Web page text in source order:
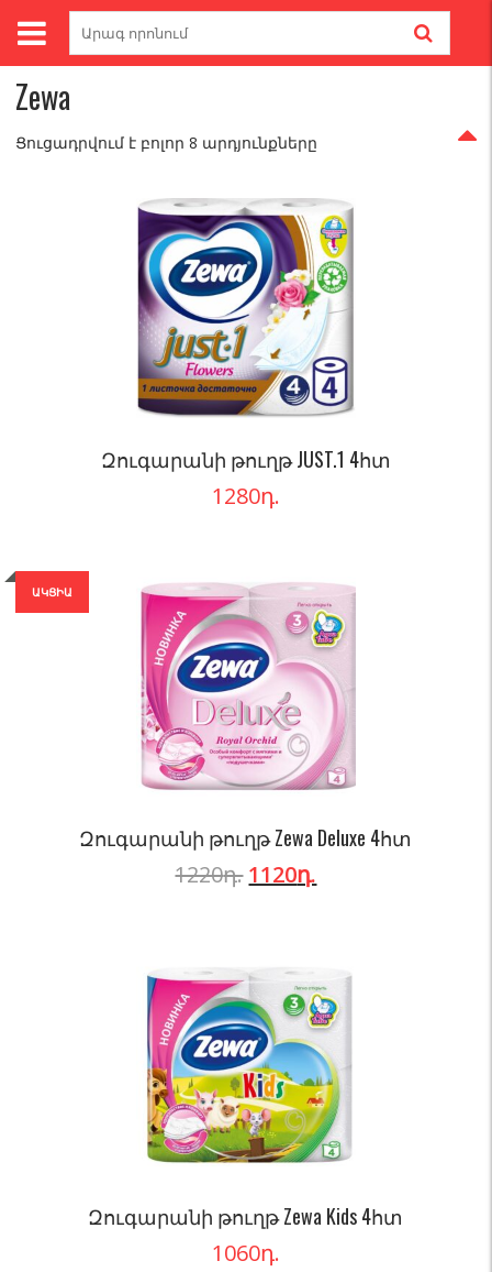
Search
Գլխավոր / Brands / Zewa
Zewa
Ցուցադրվում է բոլոր 8 արդյունքները
Զուգարանի թուղթ JUST.1 4հտ
1280դ.
ԱԿՑԻԱ
Զուգարանի թուղթ Zewa Deluxe 4հտ
1220դ. 1120դ.
Զուգարանի թուղթ Zewa Kids 4հտ
1060դ.